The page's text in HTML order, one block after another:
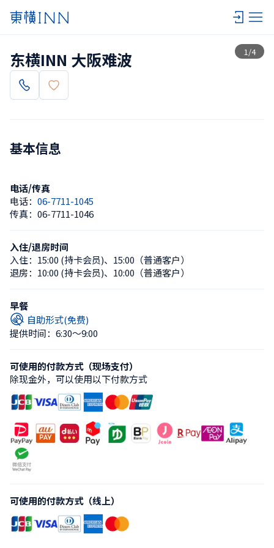
1 /4
查看一览
东横INN 大阪难波
基本信息
电话/传真
电话： 06-7711-1045
传真： 06-7711-1046
入住/退房时间
入住： 15:00 (持卡会员)、 15:00（普通客户）
退房： 10:00 (持卡会员)、 10:00（普通客户）
早餐
自助形式(免费)
提供时间：6:30〜9:00
可使用的付款方式（现场支付）
除现金外，可以使用以下付款方式
可使用的付款方式（线上）